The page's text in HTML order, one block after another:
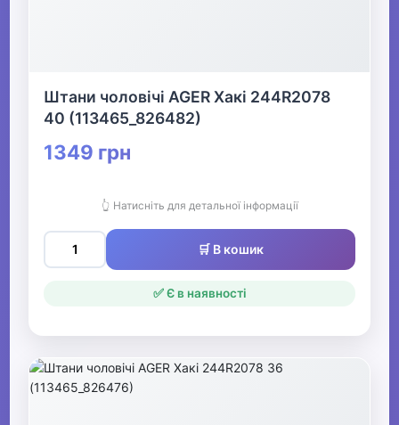
Штани чоловічі AGER Хакі 244R2078
40 (113465_826482)
1349 грн
👆 Натисніть для детальної інформації
🛒 В кошик
✅ Є в наявності